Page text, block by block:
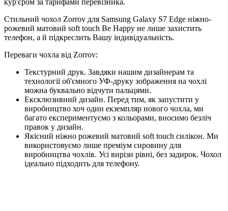
Стильний чохол Zorrov для Samsung Galaxy S7 Edge ніжно-
рожевий матовий soft touch Be Happy не лише захистить
телефон, а й підкреслить Вашу індивідуальність.
Переваги чохла від Zorrov:
Текстурний друк. Завдяки нашим дизайнерам та
технології об'ємного УФ-друку зображення на чохлі
можна буквально відчути пальцями.
Ексклюзивний дизайн. Перед тим, як запустити у
виробництво хоч один екземпляр нового чохла, ми
багато експериментуємо з кольорами, вносимо безліч
правок у дизайн.
Якісний ніжно рожевий матовий soft touch силікон. Ми
використовуємо лише преміум сировину для
виробництва чохлів. Усі вирізи рівні, без задирок. Чохол
ідеально підходить для телефону.